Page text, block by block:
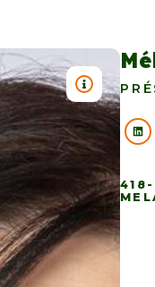
TITRE :